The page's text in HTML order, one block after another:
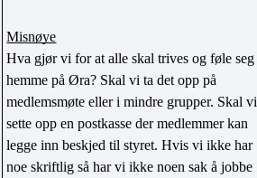
Misnøye
Hva gjør vi for at alle skal trives og føle seg
hemme på Øra? Skal vi ta det opp på
medlemsmøte eller i mindre grupper. Skal vi
sette opp en postkasse der medlemmer kan
legge inn beskjed til styret. Hvis vi ikke har
noe skriftlig så har vi ikke noen sak å jobbe